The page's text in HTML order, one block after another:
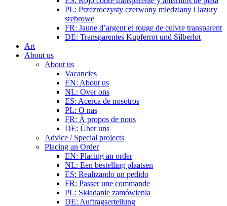
PL: Przezroczysty czerwony miedziany i lazury
srebrowe
FR: Jaune d’argent et rouge de cuivre transparent
DE: Transparentes Kupferrot und Silberlot
Art
About us
About us
Vacancies
EN: About us
NL: Over ons
ES: Acerca de nosotros
PL: O nas
FR: À propos de nous
DE: Über uns
Advice / Special projects
Placing an Order
EN: Placing an order
NL: Een bestelling plaatsen
ES: Realizando un pedido
FR: Passer une commande
PL: Składanie zamówienia
DE: Auftragserteilung